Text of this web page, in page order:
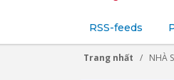
RSS-feeds
Trang nhất NHÀ